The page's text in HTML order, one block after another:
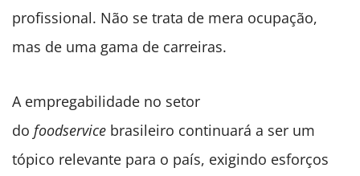
profissional. Não se trata de mera ocupação,
mas de uma gama de carreiras.
A empregabilidade no setor
do foodservice brasileiro continuará a ser um
tópico relevante para o país, exigindo esforços